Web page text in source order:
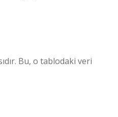
Bu, o tablodaki veri